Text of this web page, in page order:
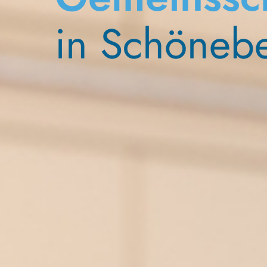
in